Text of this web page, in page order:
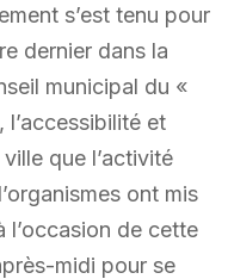
s’est tenu pour
dernier dans la
municipal du «
l’accessibilité et
ville que l’activité
ont mis
l’occasion de cette
midi pour se